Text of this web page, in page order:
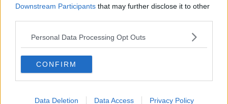
Downstream Participants that may further disclose it to other
Personal Data Processing Opt Outs
CONFIRM
Data Deletion Data Access Privacy Policy
Appena giunta sul posto, la squadra dei vigili del fuoco di Livorno
ha raffreddato abbondantemente i dischi monitorando la
temperatura attraverso la termocamera.
Successivamente è stata fatta la messa in sicurezza del mezzo che
è stato affidato alla Polizia di Stato presente sul posto in attesa del